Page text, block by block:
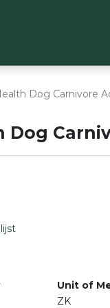
Dog Carnivore
Dog
Unit of
ZK